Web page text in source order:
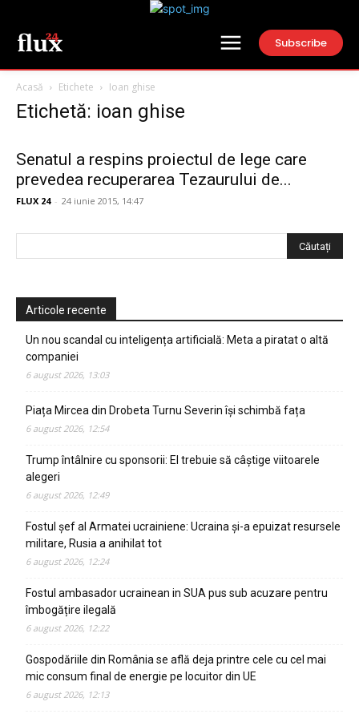
Subscribe
Acasă Etichete Ioan ghise
Etichetă: ioan ghise
Senatul a respins proiectul de lege care
prevedea recuperarea Tezaurului de...
FLUX 24 - 24 iunie 2015, 14:47
Articole recente
Un nou scandal cu inteligența artificială: Meta a piratat o altă
companiei
6 august 2026, 13:03
Piața Mircea din Drobeta Turnu Severin își schimbă fața
6 august 2026, 12:54
Trump întâlnire cu sponsorii: El trebuie să câștige viitoarele
alegeri
6 august 2026, 12:49
Fostul șef al Armatei ucrainiene: Ucraina și-a epuizat resursele
militare, Rusia a anihilat tot
6 august 2026, 12:24
Fostul ambasador ucrainean in SUA pus sub acuzare pentru
îmbogățire ilegală
6 august 2026, 12:22
Gospodăriile din România se află deja printre cele cu cel mai
mic consum final de energie pe locuitor din UE
6 august 2026, 12:13